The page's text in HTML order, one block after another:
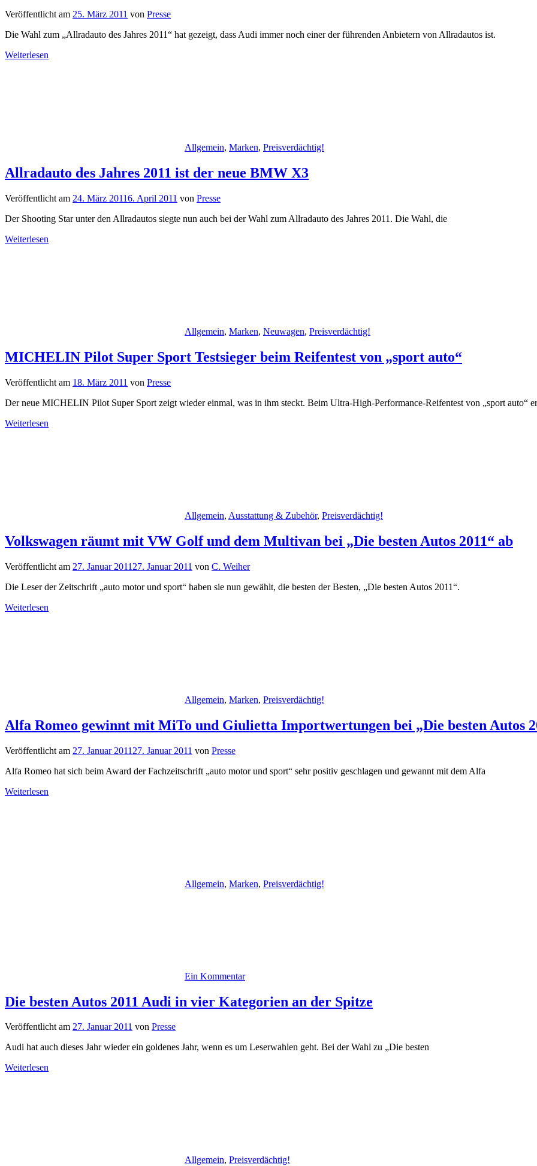
Veröffentlicht am 25. März 2011 von Presse
Die Wahl zum „Allradauto des Jahres 2011“ hat gezeigt, dass Audi immer noch einer der führenden Anbietern von Allradautos ist.
Weiterlesen
Allgemein, Marken, Preisverdächtig!
Allradauto des Jahres 2011 ist der neue BMW X3
Veröffentlicht am 24. März 20116. April 2011 von Presse
Der Shooting Star unter den Allradautos siegte nun auch bei der Wahl zum Allradauto des Jahres 2011. Die Wahl, die
Weiterlesen
Allgemein, Marken, Neuwagen, Preisverdächtig!
MICHELIN Pilot Super Sport Testsieger beim Reifentest von „sport auto“
Veröffentlicht am 18. März 2011 von Presse
Der neue MICHELIN Pilot Super Sport zeigt wieder einmal, was in ihm steckt. Beim Ultra-High-Performance-Reifentest von „sport auto“
Weiterlesen
Allgemein, Ausstattung & Zubehör, Preisverdächtig!
Volkswagen räumt mit VW Golf und dem Multivan bei „Die besten Autos 2011“ ab
Veröffentlicht am 27. Januar 2011 27. Januar 2011 von C. Weiher
Die Leser der Zeitschrift „auto motor und sport“ haben sie nun gewählt, die besten der Besten, „Die besten Autos 2011“.
Weiterlesen
Allgemein, Marken, Preisverdächtig!
Alfa Romeo gewinnt mit MiTo und Giulietta Importwertungen bei „Die besten Autos
Veröffentlicht am 27. Januar 2011 27. Januar 2011 von Presse
Alfa Romeo hat sich beim Award der Fachzeitschrift „auto motor und sport“ sehr positiv geschlagen und gewannt mit dem Alfa
Weiterlesen
Allgemein, Marken, Preisverdächtig!
Ein Kommentar
Die besten Autos 2011 Audi in vier Kategorien an der Spitze
Veröffentlicht am 27. Januar 2011 von Presse
Audi hat auch dieses Jahr wieder ein goldenes Jahr, wenn es um Leserwahlen geht. Bei der Wahl zu „Die besten
Weiterlesen
Allgemein, Preisverdächtig!